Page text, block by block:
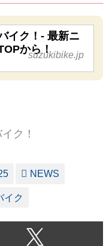
イク！- 最新ニ
から！
suzukibike.jp
ク！
NEWS
イク